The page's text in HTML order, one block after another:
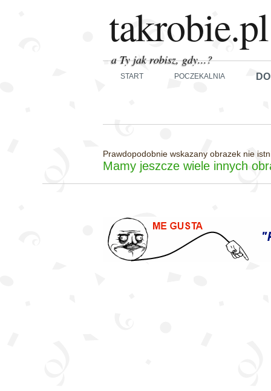
takrobie.pl
a Ty jak robisz, gdy...?
START POCZEKALNIA
Prawdopodobnie wskazany obrazek nie
Mamy jeszcze wiele innych